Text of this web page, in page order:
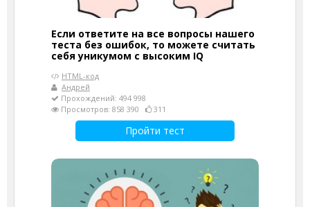
Если ответите на все вопросы нашего
теста без ошибок, то можете считать
себя уникумом с высоким IQ
HTML-код
Андрей
Прохождений: 494 998
Просмотров: 858 390
311
Пройти тест